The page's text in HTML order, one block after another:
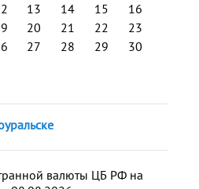
13 14 15
16
20 21 22
23
27 28 29
30
валюты ЦБ РФ на